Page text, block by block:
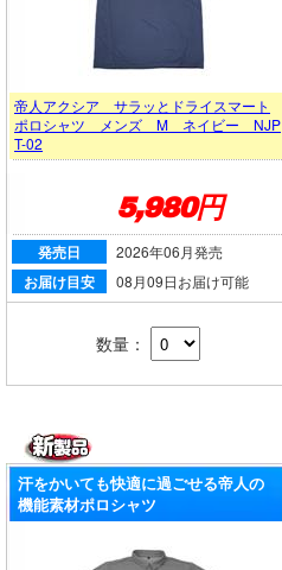
帝人アクシア サラッとドライスマート
ポロシャツ メンズ M ネイビー NJP
T-02
5,980円
発売日 2026年06月発売
お届け目安 08月09日お届け可能
数量：
汗をかいても快適に過ごせる帝人の
機能素材ポロシャツ